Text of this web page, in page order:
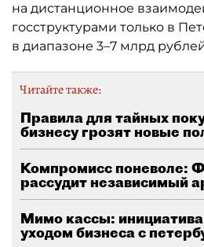
на дистанционное
госструктурами только в
в диапазоне 3–7 млрд
Читайте также:
Правила для тайных
бизнесу грозят новые
Компромисс поневоле:
рассудит независимый
Мимо кассы:
уходом бизнеса с